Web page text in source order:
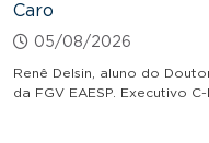
Caro
05/08/2026
Renê Delsin, aluno do
da FGV EAESP. Executivo